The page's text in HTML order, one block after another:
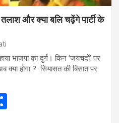
और क्या बलि चढ़ेंगे पार्टी के
भाजपा का दुर्ग। किन ‘जयचंदों’ पर
क्या होगा ? सियासत की बिसात पर